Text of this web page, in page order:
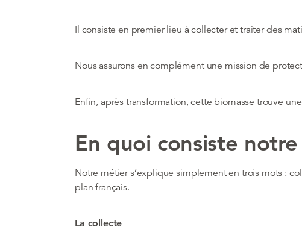
Il consiste en premier lieu à collecter et traiter des
Nous assurons en complément une mission de
Enfin, après transformation, cette biomasse trouve
En quoi consiste
Notre métier s’explique simplement en trois mots :
plan français.
La collecte